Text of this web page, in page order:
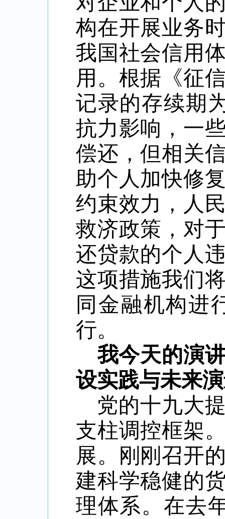
构在开展业务
我国社会信用
用。根据《征
记录的存续期
抗力影响，一
偿还，但相关
助个人加快修
约束效力，人
救济政策，对
还贷款的个人
这项措施我们
同金融机构进
行。
我今天的演
设实践与未来
党的十九大
支柱调控框架
展。刚刚召开
建科学稳健的
理体系。在去